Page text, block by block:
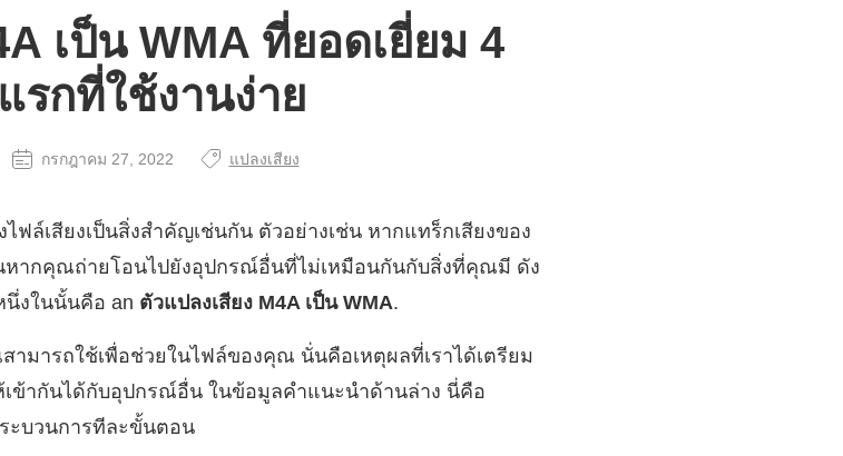
เป็น WMA ที่ยอดเยี่ยม 4
รกที่ใช้งานง่าย
กรกฎาคม 27, 2022 แปลงเสียง
ฟล์เสียงเป็นสิ่งสำคัญเช่นกัน ตัวอย่างเช่น หากแทร็กเสียงของ
ากคุณถ่ายโอนไปยังอุปกรณ์อื่นที่ไม่เหมือนกันกับสิ่งที่คุณมี ดัง
งในนั้นคือ an ตัวแปลงเสียง M4A เป็น WMA.
มารถใช้เพื่อช่วยในไฟล์ของคุณ นั่นคือเหตุผลที่เราได้เตรียม
ข้ากันได้กับอุปกรณ์อื่น ในข้อมูลคำแนะนำด้านล่าง นี่คือ
ะบวนการทีละขั้นตอน